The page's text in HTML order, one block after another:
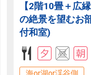
【2階10畳＋広
の絶景を望むお
付和室)